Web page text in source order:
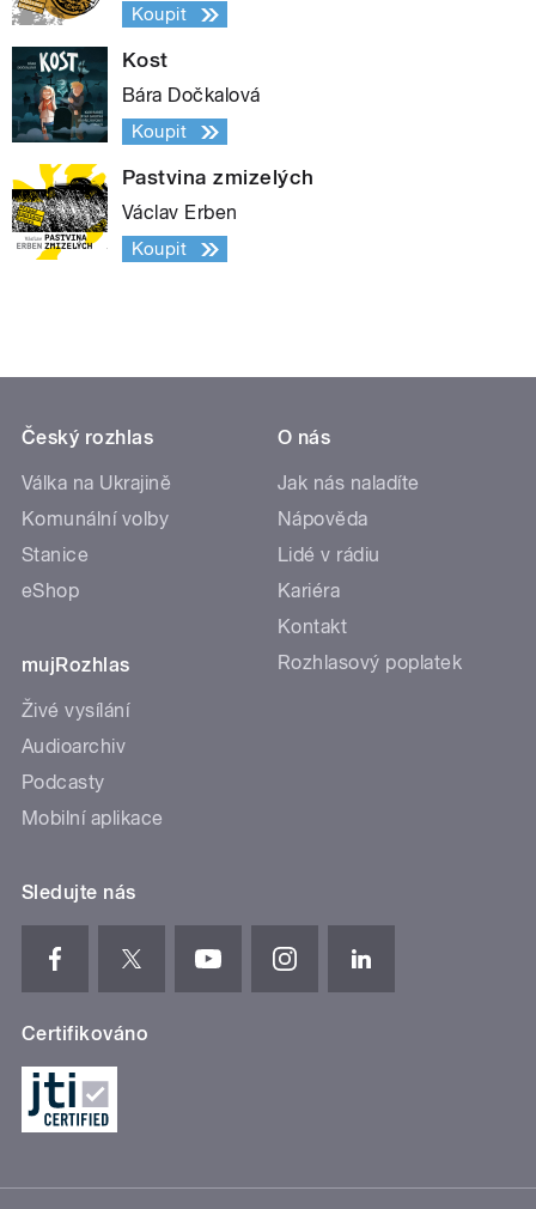
Koupit
Kost
Bára Dočkalová
Koupit
Pastvina zmizelých
Václav Erben
Koupit
Český rozhlas
Válka na Ukrajině
Komunální volby
Stanice
eShop
mujRozhlas
Živé vysílání
Audioarchiv
Podcasty
Mobilní aplikace
O nás
Jak nás naladíte
Nápověda
Lidé v rádiu
Kariéra
Kontakt
Rozhlasový poplatek
Sledujte nás
Certifikováno